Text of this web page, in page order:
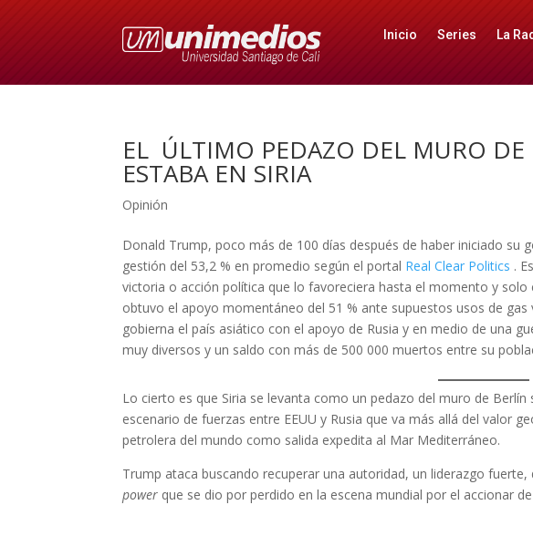
Inicio Series La
EL ÚLTIMO PEDAZO DEL MURO DE
ESTABA EN SIRIA
Opinión
Donald Trump, poco más de 100 días después de haber iniciado su
gestión del 53,2 % en promedio según el portal Real Clear Politics .
victoria o acción política que lo favoreciera hasta el momento y
obtuvo el apoyo momentáneo del 51 % ante supuestos usos de
gobierna el país asiático con el apoyo de Rusia y en medio de una
muy diversos y un saldo con más de 500 000 muertos entre su
Lo cierto es que Siria se levanta como un pedazo del muro de
escenario de fuerzas entre EEUU y Rusia que va más allá del valor
petrolera del mundo como salida expedita al Mar Mediterráneo.
Trump ataca buscando recuperar una autoridad, un liderazgo
power que se dio por perdido en la escena mundial por el accionar